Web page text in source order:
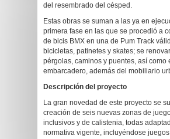
del resembrado del césped.
Estas obras se suman a las ya en
primera fase en las que se procedió a
de bicis BMX en una de Pum Track
bicicletas, patinetes y skates; se
pérgolas, caminos y puentes, así como
embarcadero, además del mobiliario
Descripción del proyecto
La gran novedad de este proyecto se
creación de seis nuevas zonas de
inclusivos y de calistenia, todas
normativa vigente, incluyéndose